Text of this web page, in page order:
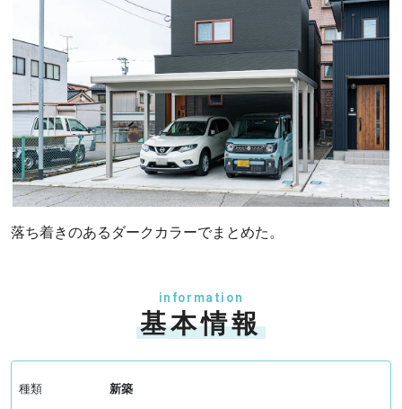
落ち着きのあるダークカラーでまとめた。
information
基本情報
種類 新築